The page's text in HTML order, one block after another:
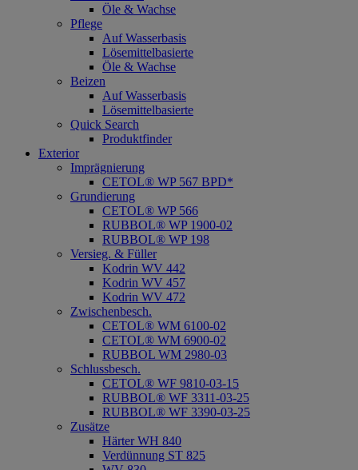
Öle & Wachse
Pflege
Auf Wasserbasis
Lösemittelbasierte
Öle & Wachse
Beizen
Auf Wasserbasis
Lösemittelbasierte
Quick Search
Produktfinder
Exterior
Imprägnierung
CETOL® WP 567 BPD*
Grundierung
CETOL® WP 566
RUBBOL® WP 1900-02
RUBBOL® WP 198
Versieg. & Füller
Kodrin WV 442
Kodrin WV 457
Kodrin WV 472
Zwischenbesch.
CETOL® WM 6100-02
CETOL® WM 6900-02
RUBBOL WM 2980-03
Schlussbesch.
CETOL® WF 9810-03-15
RUBBOL® WF 3311-03-25
RUBBOL® WF 3390-03-25
Zusätze
Härter WH 840
Verdünnung ST 825